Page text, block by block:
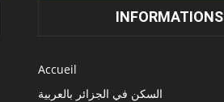
INFORMATIONS
Accueil
السكن في الجزائر بالعربية